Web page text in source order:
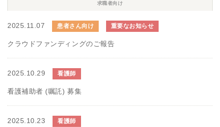
求職者向け
2025.11.07 患者さん向け 重要なお知らせ
クラウドファンディングのご報告
2025.10.29 看護師
看護補助者 (嘱託) 募集
2025.10.23 看護師